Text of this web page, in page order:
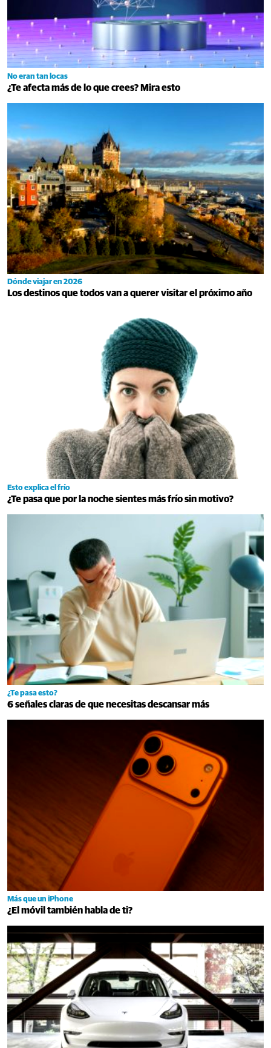
No eran tan locas
¿Te afecta más de lo que crees? Mira esto
Dónde viajar en 2026
Los destinos que todos van a querer visitar el próximo año
Esto explica el frío
¿Te pasa que por la noche sientes más frío sin motivo?
¿Te pasa esto?
6 señales claras de que necesitas descansar más
Más que un iPhone
¿El móvil también habla de ti?